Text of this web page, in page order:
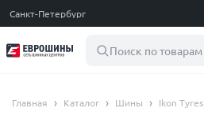
Санкт-Петербург
Поиск по товарам
Главная Каталог Шины Ikon Tyres